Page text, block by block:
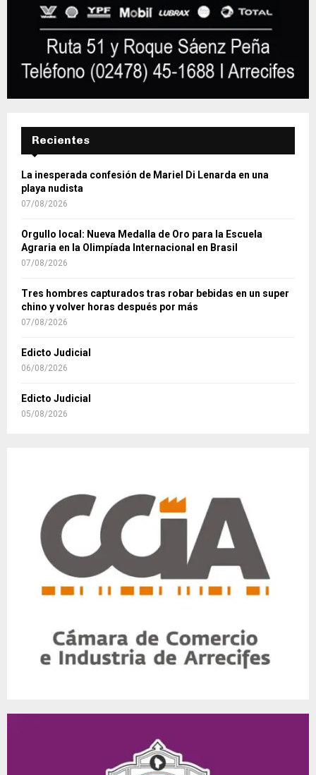
Recientes
La inesperada confesión de Mariel Di Lenarda en una
playa nudista
07/08/2026
Orgullo local: Nueva Medalla de Oro para la Escuela
Agraria en la Olimpíada Internacional en Brasil
07/08/2026
Tres hombres capturados tras robar bebidas en un super
chino y volver horas después por más
07/08/2026
Edicto Judicial
06/08/2026
Edicto Judicial
05/08/2026